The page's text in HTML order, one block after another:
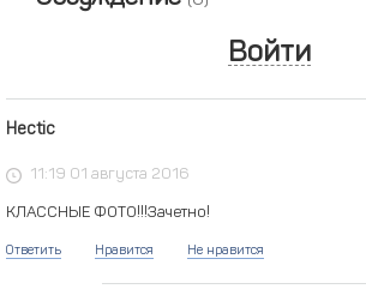
Войти
Hectic
11:19 01 августа 2016
КЛАССНЫЕ ФОТО!!!Зачетно!
Ответить Нравится Не нравится